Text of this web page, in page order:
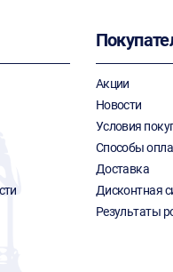
Акции
Новости
Условия
Способы
Доставка
Дисконтная
Результаты